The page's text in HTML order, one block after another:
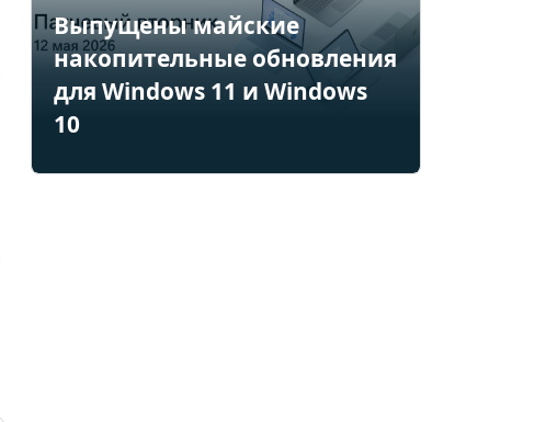
Выпущены майские
накопительные обновления
для Windows 11 и Windows
10